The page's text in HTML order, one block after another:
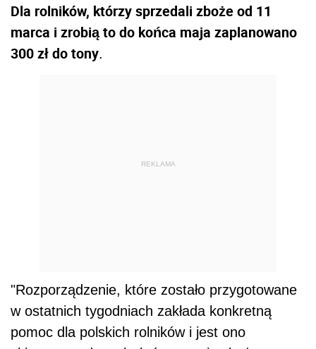
Dla rolników, którzy sprzedali zboże od 11
marca i zrobią to do końca maja zaplanowano
300 zł do tony.
REKLAMA
"Rozporządzenie, które zostało przygotowane
w ostatnich tygodniach zakłada konkretną
pomoc dla polskich rolników i jest ono